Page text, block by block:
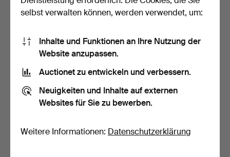
FOTOGRAF ESKO
MÄNNIKKÖ…
Beendet 12. Mai 2026
85 USD
FOTOGRAF TONY RAY-
JONE…
Beendet 12. Mai 2026
32 USD
selbst verwalten können, werden verwendet, um:
Inhalte und Funktionen an Ihre Nutzung der
Website anzupassen.
Auctionet zu entwickeln und verbessern.
Neuigkeiten und Inhalte auf externen
Websites für Sie zu bewerben.
Weitere Informationen: Datenschutzerklärung